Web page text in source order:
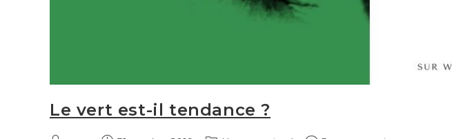
Le vert est-il tendance ?